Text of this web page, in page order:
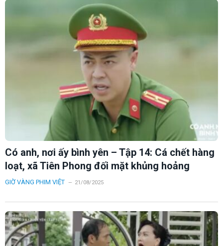
Có anh, nơi ấy bình yên – Tập 14: Cá chết hàng
loạt, xã Tiên Phong đối mặt khủng hoảng
GIỜ VÀNG PHIM VIỆT 21/08/2025